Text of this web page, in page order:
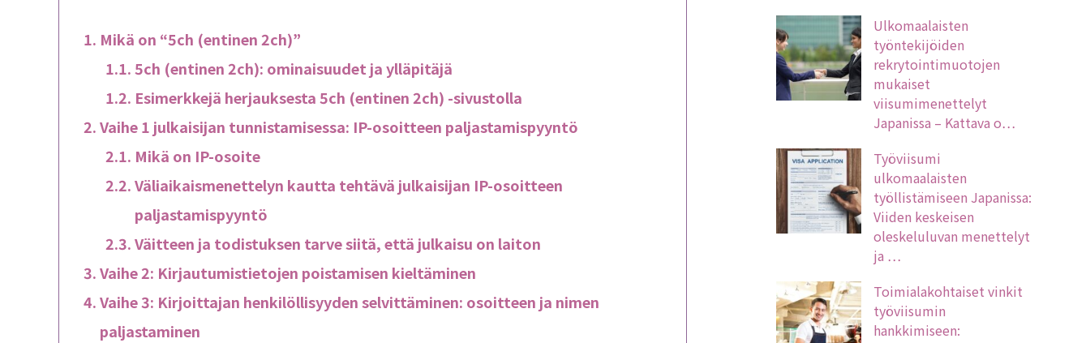
Mikä on “5ch (entinen 2ch)”
5ch (entinen 2ch): ominaisuudet ja ylläpitäjä
Esimerkkejä herjauksesta 5ch (entinen 2ch) -sivustolla
Vaihe 1 julkaisijan tunnistamisessa: IP-osoitteen paljastamispyyntö
Mikä on IP-osoite
Väliaikaismenettelyn kautta tehtävä julkaisijan IP-osoitteen
paljastamispyyntö
Väitteen ja todistuksen tarve siitä, että julkaisu on laiton
Vaihe 2: Kirjautumistietojen poistamisen kieltäminen
Vaihe 3: Kirjoittajan henkilöllisyyden selvittäminen: osoitteen ja nimen
paljastaminen
Ulkomaalaisten
työntekijöiden
rekrytointimuotojen
mukaiset
viisumimenettelyt
Japanissa – Kattava o…
Työviisumi
ulkomaalaisten
työllistämiseen Japanissa:
Viiden keskeisen
oleskeluluvan menettelyt
ja …
Toimialakohtaiset vinkit
työviisumin
hankkimiseen: